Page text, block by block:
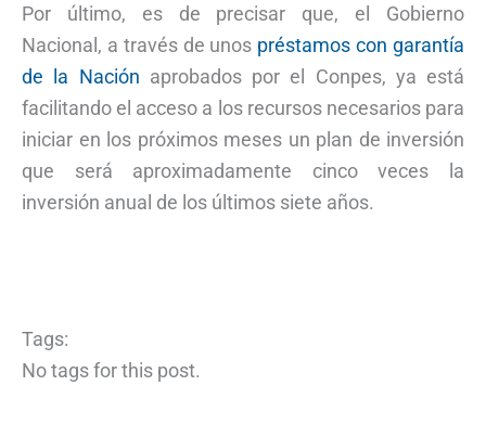
Por último, es de precisar que, el Gobierno
Nacional, a través de unos préstamos con garantía
de la Nación aprobados por el Conpes, ya está
facilitando el acceso a los recursos necesarios para
iniciar en los próximos meses un plan de inversión
que será aproximadamente cinco veces la
inversión anual de los últimos siete años.
Tags:
No tags for this post.